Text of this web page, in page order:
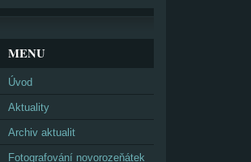
MENU
Úvod
Aktuality
Archiv aktualit
Fotografování novorozeňátek